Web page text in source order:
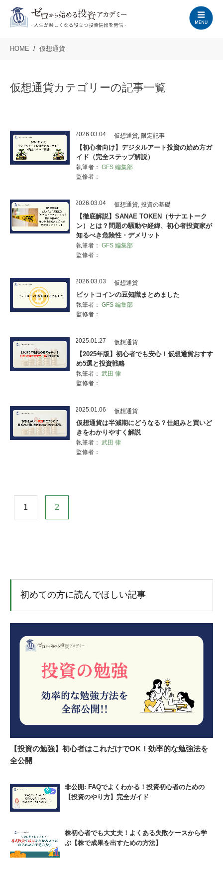
HOME 仮想通貨
仮想通貨カテゴリーの記事一覧
2026.03.04 仮想通貨, 限定記事
【初心者向け】デジタルアート投資の始め方ガ
イド（完全ステップ解説）
執筆者： GFS 編集部
監修者：
2026.03.04 仮想通貨, 投資の基礎
【徹底解説】SANAE TOKEN（サナエトーク
ン）とは？問題の騒動や経緯、初心者投資家が
知るべき危険性・デメリット
執筆者： GFS 編集部
監修者：
2026.03.03 仮想通貨
ビットコインの豆知識まとめました
執筆者： GFS 編集部
監修者：
2025.01.27 仮想通貨
【2025年版】初心者でも安心！仮想通貨おすす
め5選と投資戦略
執筆者： 武田 律
監修者：
2025.01.06 仮想通貨
仮想通貨は半減期にどうなる？仕組みと買いど
きをわかりやすく解説
執筆者： 武田 律
監修者：
1 2
初めての方に読んでほしい記事
【投資の勉強】初心者はこれだけでOK！効率的な勉強法を
全公開
非公開: FAQでよくわかる！投資初心者のための
【投資のやり方】完全ガイド
株初心者でも大丈夫！よくある失敗ケースから学
ぶ【株で成果を出すための方法】